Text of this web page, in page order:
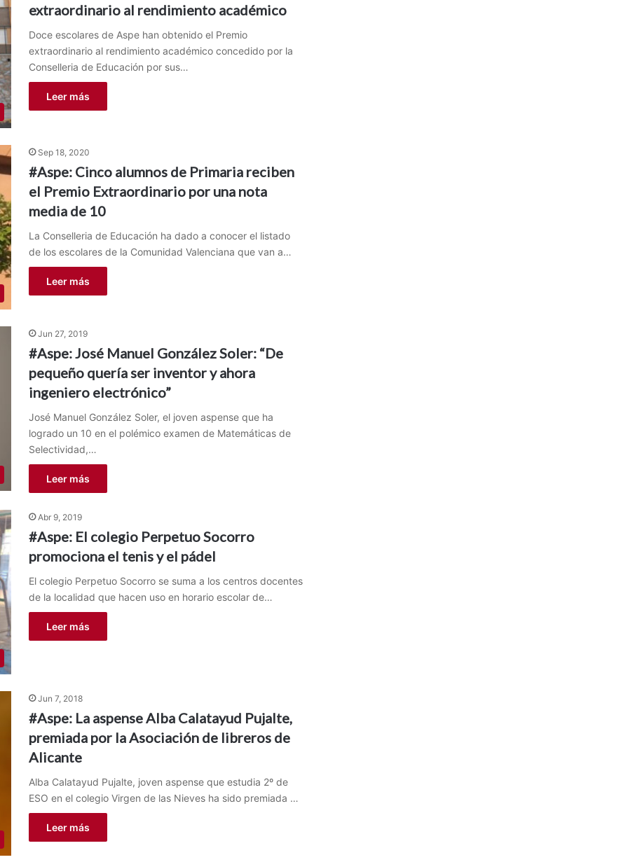
extraordinario al rendimiento académico
Doce escolares de Aspe han obtenido el Premio
extraordinario al rendimiento académico concedido por la
Conselleria de Educación por sus…
Leer más
Sep 18, 2020
#Aspe: Cinco alumnos de Primaria reciben
el Premio Extraordinario por una nota
media de 10
La Conselleria de Educación ha dado a conocer el listado
de los escolares de la Comunidad Valenciana que van a…
Leer más
Jun 27, 2019
#Aspe: José Manuel González Soler: “De
pequeño quería ser inventor y ahora
ingeniero electrónico”
José Manuel González Soler, el joven aspense que ha
logrado un 10 en el polémico examen de Matemáticas de
Selectividad,…
Leer más
Abr 9, 2019
#Aspe: El colegio Perpetuo Socorro
promociona el tenis y el pádel
El colegio Perpetuo Socorro se suma a los centros docentes
de la localidad que hacen uso en horario escolar de…
Leer más
Jun 7, 2018
#Aspe: La aspense Alba Calatayud Pujalte,
premiada por la Asociación de libreros de
Alicante
Alba Calatayud Pujalte, joven aspense que estudia 2º de
ESO en el colegio Virgen de las Nieves ha sido premiada …
Leer más